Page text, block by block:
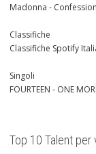
Madonna -
Classifiche
Classifiche Spotify
Singoli
FOURTEEN - ONE
Top 10 Talent per